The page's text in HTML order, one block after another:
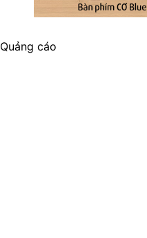
Quảng cáo